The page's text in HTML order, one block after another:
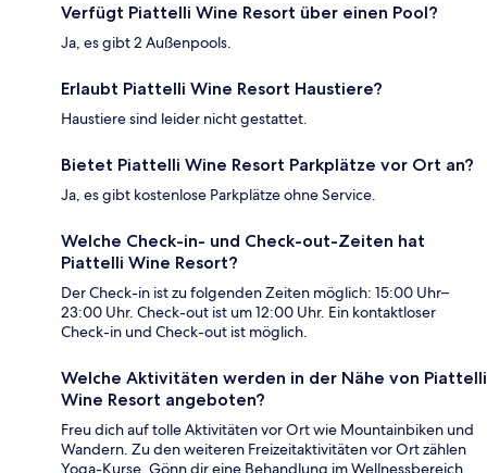
Verfügt Piattelli Wine Resort über einen Pool?
Ja, es gibt 2 Außenpools.
Erlaubt Piattelli Wine Resort Haustiere?
Haustiere sind leider nicht gestattet.
Bietet Piattelli Wine Resort Parkplätze vor Ort an?
Ja, es gibt kostenlose Parkplätze ohne Service.
Welche Check-in- und Check-out-Zeiten hat
Piattelli Wine Resort?
Der Check-in ist zu folgenden Zeiten möglich: 15:00 Uhr–
23:00 Uhr. Check-out ist um 12:00 Uhr. Ein kontaktloser
Check-in und Check-out ist möglich.
Welche Aktivitäten werden in der Nähe von Piattelli
Wine Resort angeboten?
Freu dich auf tolle Aktivitäten vor Ort wie Mountainbiken und
Wandern. Zu den weiteren Freizeitaktivitäten vor Ort zählen
Yoga-Kurse. Gönn dir eine Behandlung im Wellnessbereich,